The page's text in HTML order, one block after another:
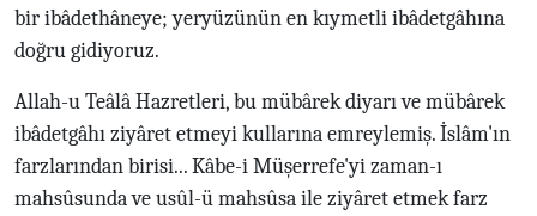
bir ibâdethâneye; yeryüzünün en kıymetli ibâdetgâhına
doğru gidiyoruz.
Allah-u Teâlâ Hazretleri, bu mübârek diyarı ve mübârek
ibâdetgâhı ziyâret etmeyi kullarına emreylemiş. İslâm'ın
farzlarından birisi... Kâbe-i Müşerrefe'yi zaman-ı
mahsûsunda ve usûl-ü mahsûsa ile ziyâret etmek farz